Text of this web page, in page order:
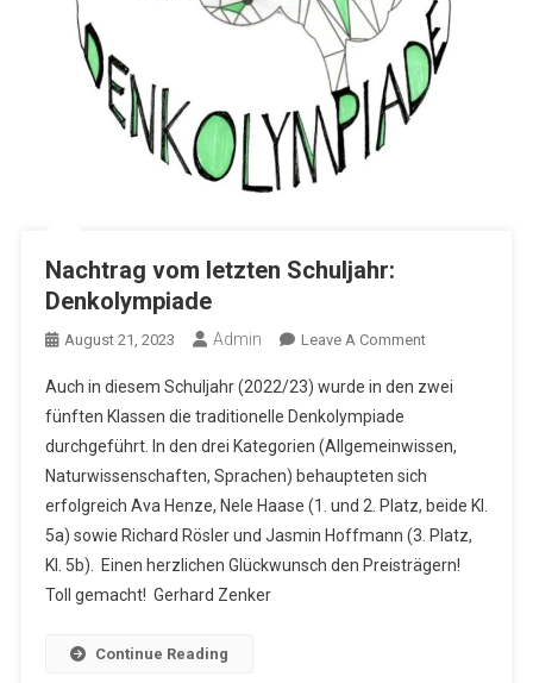
Nachtrag vom letzten Schuljahr:
Denkolympiade
August 21, 2023 Admin Leave A CommentOn
Vom
Schuljahr:
Denkolympiade
Auch in diesem Schuljahr (2022/23) wurde in den zwei
fünften Klassen die traditionelle Denkolympiade
durchgeführt. In den drei Kategorien (Allgemeinwissen,
Naturwissenschaften, Sprachen) behaupteten sich
erfolgreich Ava Henze, Nele Haase (1. und 2. Platz, beide Kl.
5a) sowie Richard Rösler und Jasmin Hoffmann (3. Platz,
Kl. 5b). Einen herzlichen Glückwunsch den Preisträgern!
Toll gemacht! Gerhard Zenker
Continue Reading